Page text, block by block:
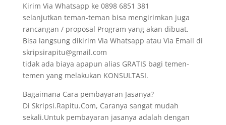
Kirim Via Whatsapp ke 0898 6851 381
selanjutkan teman-teman bisa mengirimkan juga
rancangan / proposal Program yang akan dibuat.
Bisa langsung dikirim Via Whatsapp atau Via Email di
skripsirapitu@gmail.com
tidak ada biaya apapun alias GRATIS bagi temen-
temen yang melakukan KONSULTASI.
Bagaimana Cara pembayaran Jasanya?
Di Skripsi.Rapitu.Com, Caranya sangat mudah
sekali.Untuk pembayaran jasanya adalah dengan